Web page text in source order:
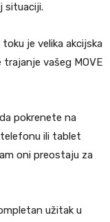
situaciji.
je velika akcijska
vašeg MOVE
pokrenete na
ili tablet
oni preostaju za
užitak u